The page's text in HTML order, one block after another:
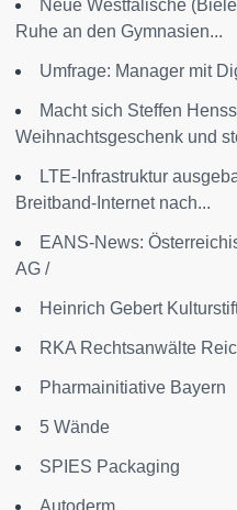
Neue Westfälische
Ruhe an den Gymnasien...
Umfrage: Manager mit
Macht sich Steffen
Weihnachtsgeschenk und
LTE-Infrastruktur
Breitband-Internet nach...
EANS-News:
AG /
Heinrich Gebert
RKA Rechtsanwälte
Pharmainitiative Bayern
5 Wände
SPIES Packaging
Autoderm